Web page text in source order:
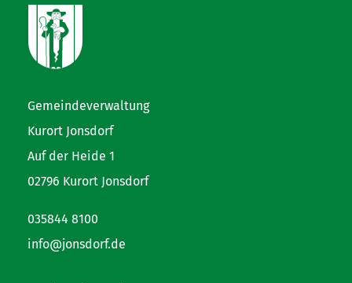
Gemeindeverwaltung
Kurort Jonsdorf
Auf der Heide 1
02796 Kurort Jonsdorf
035844 8100
info@jonsdorf.de